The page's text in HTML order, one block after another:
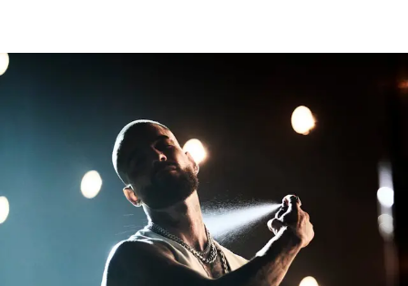
Une sélection pensée comme une garde-robe olfactive